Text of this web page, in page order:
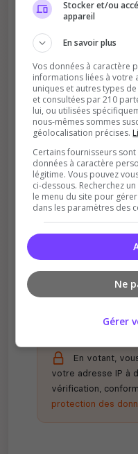
Soutient
Plus de
Certains
En votant,
votre adresse IP à
vérification,
protection des
Stocker et/ou
appareil
En savoir plus
Vos données à caractère
informations liées à votre
uniques et autres types
et consultées par 210
lui, ou utilisées
nous-mêmes sommes
géolocalisation précises.
Certains fournisseurs
données à caractère
légitime. Vous pouvez
ci-dessous. Recherchez
le menu du site pour
dans les paramètres des
Ne
Gérer